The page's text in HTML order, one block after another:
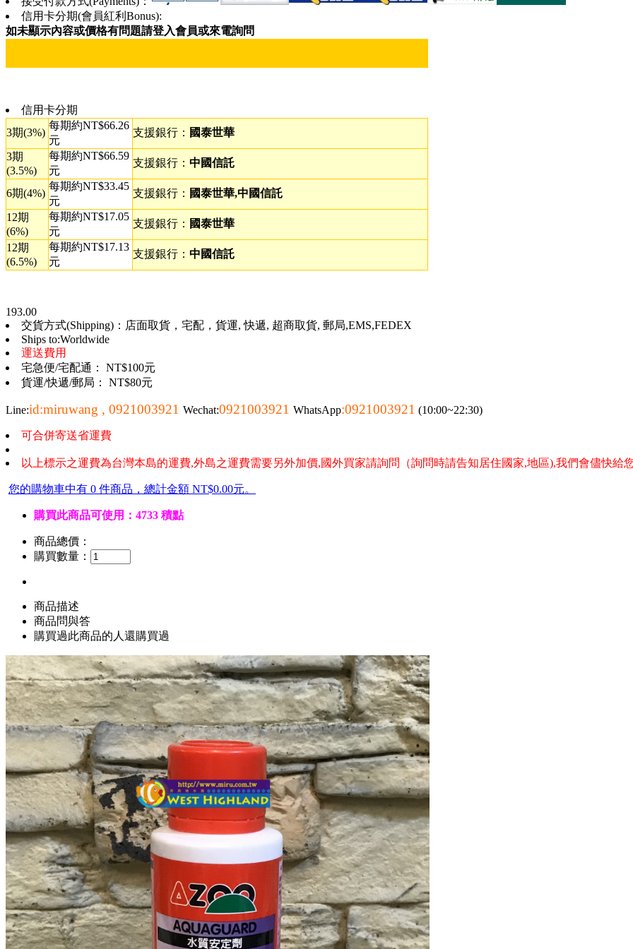
信用卡分期(會員紅利Bonus):
如未顯示內容或價格有問題請登入會員或來電詢問
信用卡分期
3期(3%)
每期約NT$66.26
元
支援銀行： 國泰世華
3期
(3.5%)
每期約NT$66.59
元
支援銀行： 中國信託
6期(4%)
每期約NT$33.45
元
支援銀行： 國泰世華,中國信託
12期
(6%)
每期約NT$17.05
元
支援銀行： 國泰世華
12期
(6.5%)
每期約NT$17.13
元
支援銀行： 中國信託
193.00
交貨方式(Shipping)：店面取貨，宅配，貨運, 快遞, 超商取貨, 郵局,EMS,FEDEX
Ships to:Worldwide
運送費用
宅急便/宅配通： NT$100元
貨運/快遞/郵局： NT$80元
Line:id:miruwang , 0921003921 Wechat:0921003921 WhatsApp:0921003921 (10:00~22:30)
可合併寄送省運費
以上標示之運費為台灣本島的運費,外島之運費需要另外加價,國外買家請詢問（詢問時請告知居住國家,地區),我們會儘快給
您的購物車中有 0 件商品，總計金額 NT$0.00元。
購買此商品可使用：4733 積點
商品總價：
購買數量：
商品描述
商品問與答
購買過此商品的人還購買過